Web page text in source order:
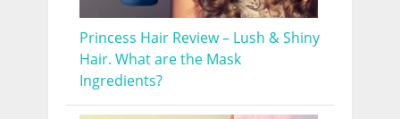
Princess Hair Review – Lush & Shiny
Hair. What are the Mask
Ingredients?